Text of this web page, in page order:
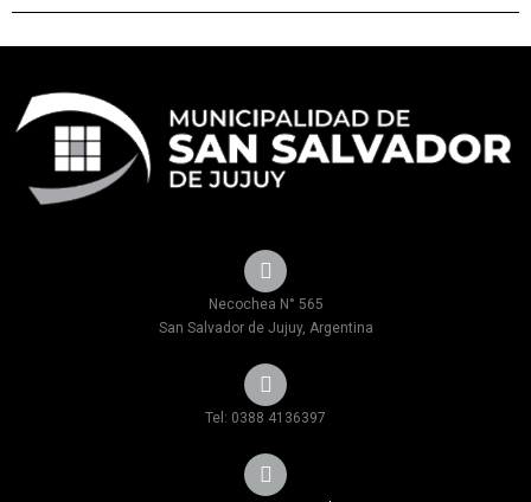
Necochea N° 565
San Salvador de Jujuy, Argentina
Tel: 0388 4136397